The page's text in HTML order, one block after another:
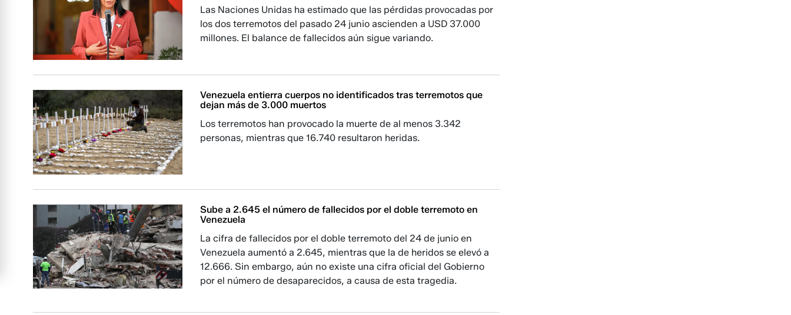
Las Naciones Unidas ha estimado que las pérdidas provocadas por
los dos terremotos del pasado 24 junio ascienden a USD 37.000
millones. El balance de fallecidos aún sigue variando.
Venezuela entierra cuerpos no identificados tras terremotos que
dejan más de 3.000 muertos
Los terremotos han provocado la muerte de al menos 3.342
personas, mientras que 16.740 resultaron heridas.
Sube a 2.645 el número de fallecidos por el doble terremoto en
Venezuela
La cifra de fallecidos por el doble terremoto del 24 de junio en
Venezuela aumentó a 2.645, mientras que la de heridos se elevó a
12.666. Sin embargo, aún no existe una cifra oficial del Gobierno
por el número de desaparecidos, a causa de esta tragedia.